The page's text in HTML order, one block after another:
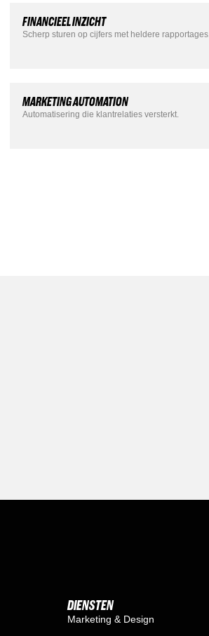
FINANCIEEL INZICHT
Scherp sturen op cijfers met heldere rapportages.
MARKETING AUTOMATION
Automatisering die klantrelaties versterkt.
DIENSTEN
Marketing & Design